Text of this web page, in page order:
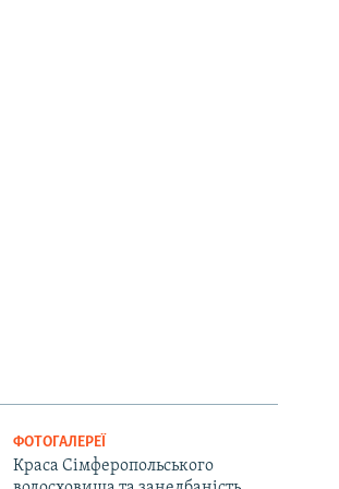
ФОТОГАЛЕРЕЇ
Краса Сімферопольського